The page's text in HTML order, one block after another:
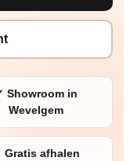
Showroom in
Wevelgem
Gratis afhalen